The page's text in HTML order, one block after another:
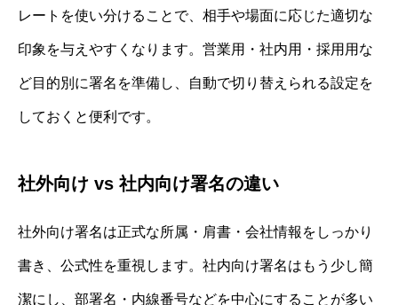
レートを使い分けることで、相手や場面に応じた適切な
印象を与えやすくなります。営業用・社内用・採用用な
ど目的別に署名を準備し、自動で切り替えられる設定を
しておくと便利です。
社外向け vs 社内向け署名の違い
社外向け署名は正式な所属・肩書・会社情報をしっかり
書き、公式性を重視します。社内向け署名はもう少し簡
潔にし、部署名・内線番号などを中心にすることが多い